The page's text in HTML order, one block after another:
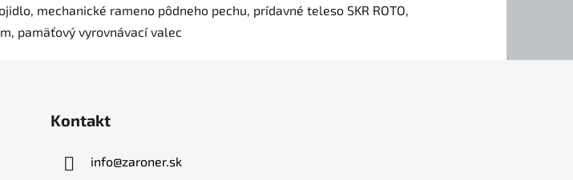
mechanické rameno pôdneho pechu, prídavné teleso SKR ROTO,
pamäťový vyrovnávací valec
Kontakt
info@zaroner.sk